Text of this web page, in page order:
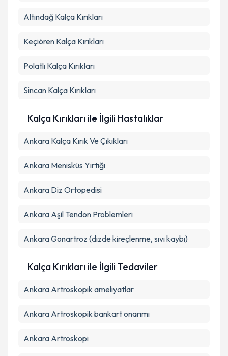
Altındağ Kalça Kırıkları
Keçiören Kalça Kırıkları
Polatlı Kalça Kırıkları
Sincan Kalça Kırıkları
Kalça Kırıkları ile İlgili Hastalıklar
Ankara Kalça Kırık Ve Çıkıkları
Ankara Menisküs Yırtığı
Ankara Diz Ortopedisi
Ankara Aşil Tendon Problemleri
Ankara Gonartroz (dizde kireçlenme, sıvı kaybı)
Kalça Kırıkları ile İlgili Tedaviler
Ankara Artroskopik ameliyatlar
Ankara Artroskopik bankart onarımı
Ankara Artroskopi